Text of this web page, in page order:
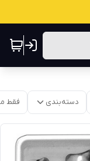
دسته‌بندی فقط